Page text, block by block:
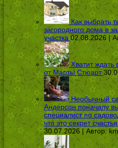
Как выбрать
загородного дома в
участка 02.08.2026 |
Хватит ждать
от Марты Стюарт
Необычный
Андерсон поначалу
специалист по
что это секрет
30.07.2026 | Автор: